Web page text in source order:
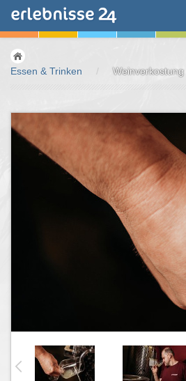
Essen & Trinken /